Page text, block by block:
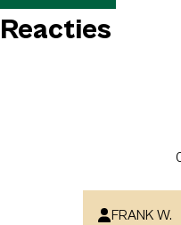
Reacties
FRANK W.